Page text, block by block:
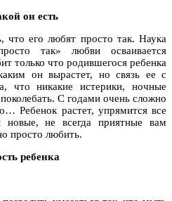
он есть
что его любят просто так. Наука
так» любви осваивается
только что родившегося ребенка
он вырастет, но связь ее с
что никакие истерики, ночные
С годами очень сложно
Ребенок растет, упрямится все
новые, не всегда приятные вам
просто любить.
ребенка